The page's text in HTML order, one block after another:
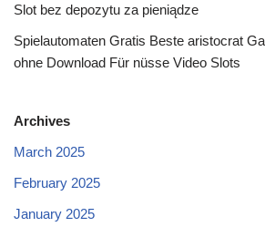
Slot bez depozytu za pieniądze
Spielautomaten Gratis Beste aristocrat
ohne Download Für nüsse Video Slots
Archives
March 2025
February 2025
January 2025